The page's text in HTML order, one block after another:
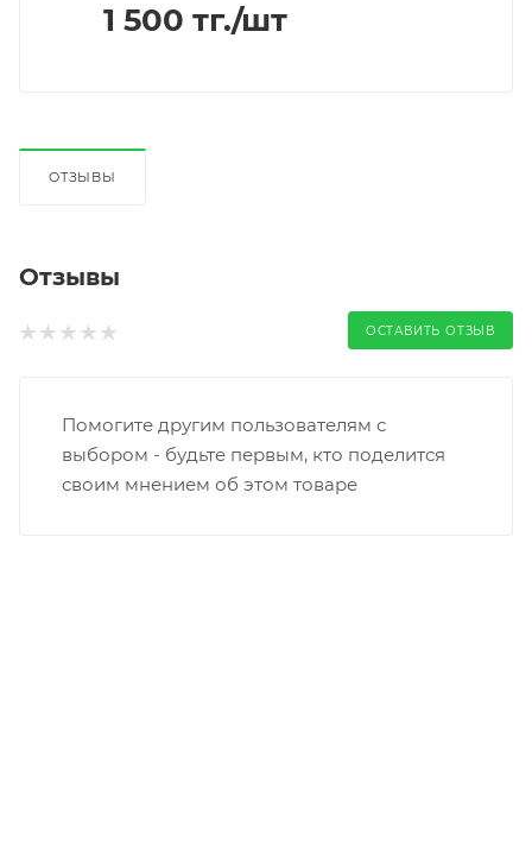
1 500 тг./шт
ОТЗЫВЫ
Отзывы
ОСТАВИТЬ ОТЗЫВ
Помогите другим пользователям с
выбором - будьте первым, кто поделится
своим мнением об этом товаре